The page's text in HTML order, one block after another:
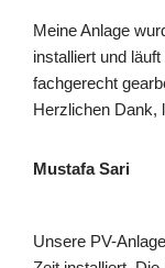
Meine Anlage
installiert und
fachgerecht
Herzlichen Dank,
Mustafa Sari
Unsere PV-